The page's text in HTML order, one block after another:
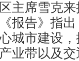
主席雪克来
报告》指
城市建设
业带以及